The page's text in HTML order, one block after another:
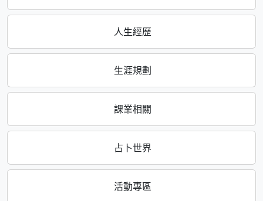
人生經歷
生涯規劃
課業相關
占卜世界
活動專區